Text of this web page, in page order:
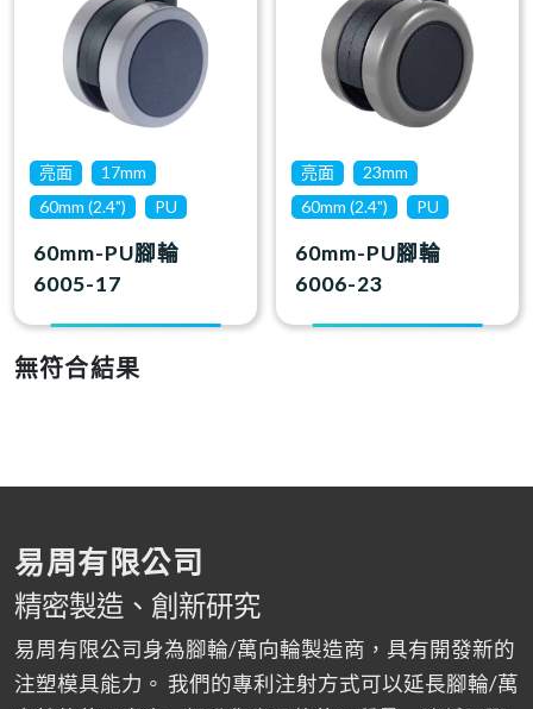
亮面
17mm
60mm (2.4")
PU
60mm-PU腳輪
6005-17
亮面
23mm
60mm (2.4")
PU
60mm-PU腳輪
6006-23
無符合結果
易周有限公司
精密製造、創新研究
易周有限公司身為腳輪/萬向輪製造商，具有開發新的
注塑模具能力。 我們的專利注射方式可以延長腳輪/萬